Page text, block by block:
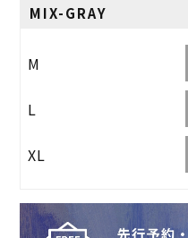
MIX-GRAY
M
L
XL